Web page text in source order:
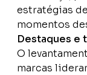
estratégias
momentos
Destaques e
O
marcas